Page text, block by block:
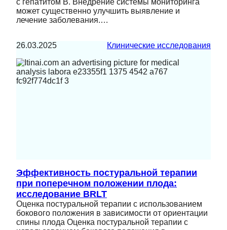
может существенно улучшить выявление и
лечение заболевания.…
26.03.2025 Клинические исследования
Эффективность постуральной терапии
при поперечном положении плода:
исследование BRLT
Оценка постуральной терапии с использованием
бокового положения в зависимости от ориентации
спины плода Оценка постуральной терапии с